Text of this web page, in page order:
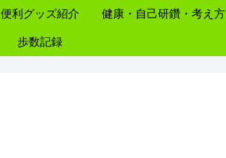
便利グッズ紹介 健康・自己研鑽・考え方
歩数記録